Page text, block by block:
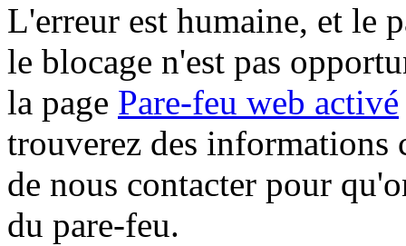
L'erreur est humaine, et le
le blocage n'est pas
la page Pare-feu web activé
trouverez des informations
de nous contacter pour
du pare-feu.